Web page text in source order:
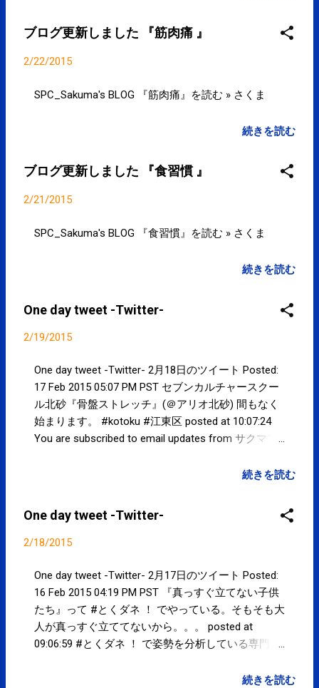
性を生んでいると思う" goo.gl/5yNMtb posted at
08:33:56 "「朝食が重要」はウソだった" 食習慣 |
SPC_Sakuma's BLOG goo.gl/rSJZfu posted at
03:48 AM PST 年齢のせいにしてしまってもいいです
posted at 20:28:29 年齢とともに筋肉は減少します
の凝りや痛みは筋肉は減少のせいではなく筋肉を固
くしていることが原因です。 posted at 20:46:55 筋
肉を固くしているのは年齢ではなく自分自身です。
updates from サクマフィジカルコンディショニング
you may unsubscribe now . Email delivery powered by
ブログ更新しました 『筋肉痛 』
2/22/2015
SPC_Sakuma's BLOG 『筋肉痛』を読む » さくま
続きを読む
ブログ更新しました 『食習慣 』
2/21/2015
SPC_Sakuma's BLOG 『食習慣』を読む » さくま
続きを読む
One day tweet -Twitter-
2/19/2015
One day tweet -Twitter- 2月18日のツイート Posted:
17 Feb 2015 05:07 PM PST セブンカルチャースクー
ル北砂『骨盤ストレッチ』(＠アリオ北砂) 間もなく
始まります。 #kotoku #江東区 posted at 10:07:24
You are subscribed to email updates from サクマフ
To stop receiving these emails, you may unsubscribe
1600 Amphitheatre Parkway, Mountain View, CA
94043, United States
続きを読む
One day tweet -Twitter-
2/18/2015
One day tweet -Twitter- 2月17日のツイート Posted:
16 Feb 2015 04:19 PM PST 『真っすぐ立てない子供
たち』って #とくダネ ！ でやっている。そもそも大
人が真っすぐ立ててないから。。。 posted at
09:06:59 #とくダネ ！ で姿勢を分析している専門家
09:09:51 子供の『姿勢改善トレーニング』が一万続きを読む